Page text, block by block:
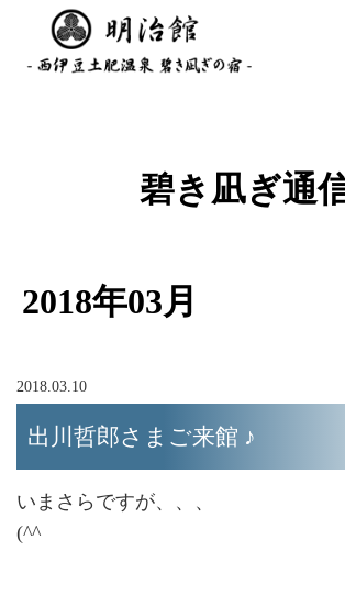
碧き凪ぎ通
2018年03月
2018.03.10
出川哲郎さまご来館 ♪
いまさらですが、、、
(^^ゞ